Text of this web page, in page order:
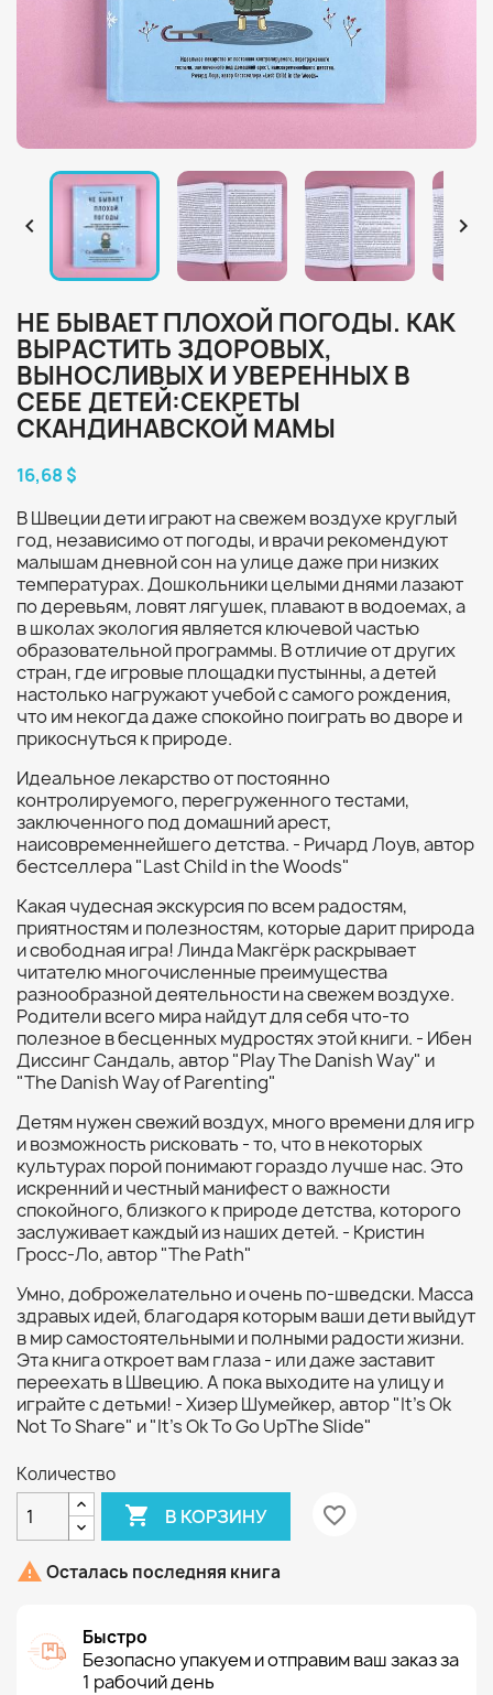
 
НЕ БЫВАЕТ ПЛОХОЙ ПОГОДЫ. КАК
ВЫРАСТИТЬ ЗДОРОВЫХ,
ВЫНОСЛИВЫХ И УВЕРЕННЫХ В
СЕБЕ ДЕТЕЙ:СЕКРЕТЫ
СКАНДИНАВСКОЙ МАМЫ
16,68 $
В Швеции дети играют на свежем воздухе круглый
год, независимо от погоды, и врачи рекомендуют
малышам дневной сон на улице даже при низких
температурах. Дошкольники целыми днями лазают
по деревьям, ловят лягушек, плавают в водоемах, а
в школах экология является ключевой частью
образовательной программы. В отличие от других
стран, где игровые площадки пустынны, а детей
настолько нагружают учебой с самого рождения,
что им некогда даже спокойно поиграть во дворе и
прикоснуться к природе.
Идеальное лекарство от постоянно
контролируемого, перегруженного тестами,
заключенного под домашний арест,
наисовременнейшего детства. - Ричард Лоув, автор
бестселлера "Last Child in the Woods"
Какая чудесная экскурсия по всем радостям,
приятностям и полезностям, которые дарит природа
и свободная игра! Линда Макгёрк раскрывает
читателю многочисленные преимущества
разнообразной деятельности на свежем воздухе.
Родители всего мира найдут для себя что-то
полезное в бесценных мудростях этой книги. - Ибен
Диссинг Сандаль, автор "Play The Danish Way" и
"The Danish Way of Parenting"
Детям нужен свежий воздух, много времени для игр
и возможность рисковать - то, что в некоторых
культурах порой понимают гораздо лучше нас. Это
искренний и честный манифест о важности
спокойного, близкого к природе детства, которого
заслуживает каждый из наших детей. - Кристин
Гросс-Ло, автор "The Path"
Умно, доброжелательно и очень по-шведски. Масса
здравых идей, благодаря которым ваши дети выйдут
в мир самостоятельными и полными радости жизни.
Эта книга откроет вам глаза - или даже заставит
переехать в Швецию. А пока выходите на улицу и
играйте с детьми! - Хизер Шумейкер, автор "It's Ok
Not To Share" и "It's Ok To Go UpThe Slide"
Количество
 В КОРЗИНУ favorite_border
 Осталась последняя книга
Быстро
Безопасно упакуем и отправим ваш заказ за
1 рабочий день